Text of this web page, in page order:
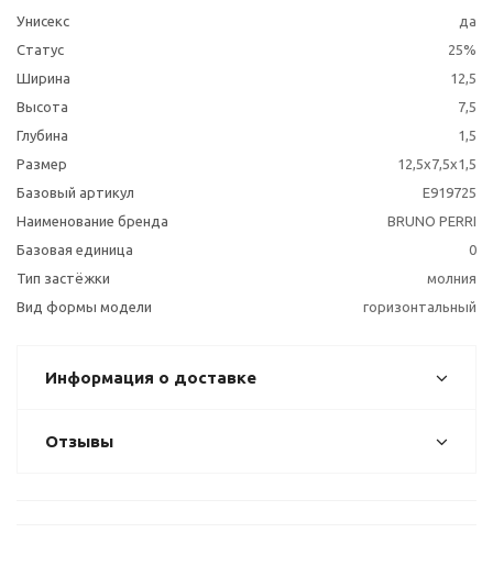
Унисекс
да
Статус
25%
Ширина
12,5
Высота
7,5
Глубина
1,5
Размер
12,5х7,5х1,5
Базовый артикул
E919725
Наименование бренда
BRUNO PERRI
Базовая единица
0
Тип застёжки
молния
Вид формы модели
горизонтальный
Информация о доставке
Отзывы